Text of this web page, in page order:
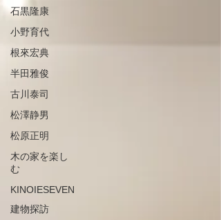
石黒隆康
小野育代
根來宏典
半田雅俊
古川泰司
松澤静男
松原正明
木の家を楽し
む
KINOIESEVEN
建物探訪